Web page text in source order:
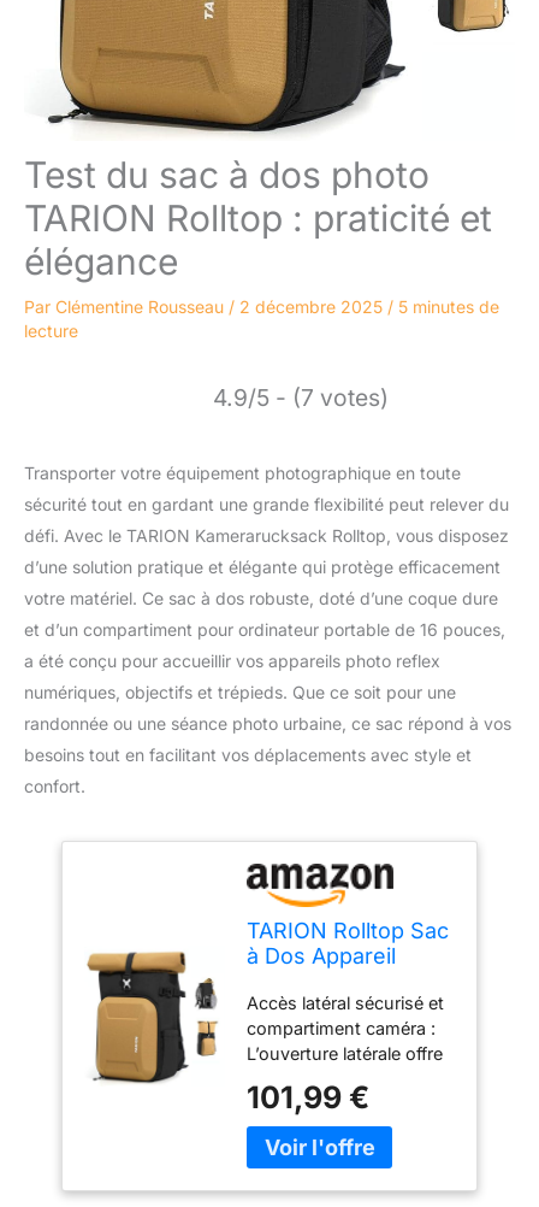
Test du sac à dos photo
TARION Rolltop : praticité et
élégance
Par Clémentine Rousseau / 2 décembre 2025 / 5 minutes de
lecture
4.9/5 - (7 votes)
Transporter votre équipement photographique en toute
sécurité tout en gardant une grande flexibilité peut relever du
défi. Avec le TARION Kamerarucksack Rolltop, vous disposez
d’une solution pratique et élégante qui protège efficacement
votre matériel. Ce sac à dos robuste, doté d’une coque dure
et d’un compartiment pour ordinateur portable de 16 pouces,
a été conçu pour accueillir vos appareils photo reflex
numériques, objectifs et trépieds. Que ce soit pour une
randonnée ou une séance photo urbaine, ce sac répond à vos
besoins tout en facilitant vos déplacements avec style et
confort.
TARION Rolltop Sac
à Dos Appareil
Photo avec
Compartiment
Ordinateur 16
Pouces et Accès
Latéral Rapide - Sac
Photographie DSLR
Urbain avec Housse
Imperméable
Accès latéral sécurisé et
compartiment caméra :
L’ouverture latérale offre
pratique à votre
équipement. Le
compartiment avant
101,99 €